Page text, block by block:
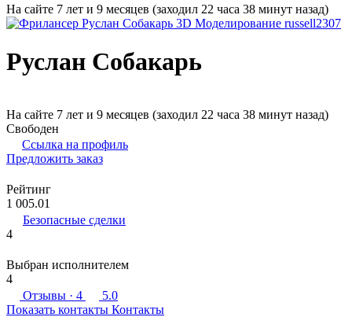
На сайте 7 лет и 9 месяцев (заходил 22 часа 38 минут назад)
Руслан Собакарь
На сайте 7 лет и 9 месяцев (заходил 22 часа 38 минут назад)
Свободен
Ссылка на профиль
Предложить заказ
Рейтинг
1 005.01
Безопасные сделки
4
Выбран исполнителем
4
Отзывы · 4
5.0
Показать контакты Контакты